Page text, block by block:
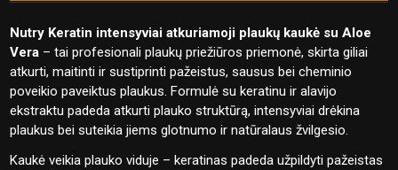
Nutry Keratin intensyviai atkuriamoji plaukų kaukė su Aloe
Vera – tai profesionali plaukų priežiūros priemonė, skirta giliai
atkurti, maitinti ir sustiprinti pažeistus, sausus bei cheminio
poveikio paveiktus plaukus. Formulė su keratinu ir alavijo
ekstraktu padeda atkurti plauko struktūrą, intensyviai drėkina
plaukus bei suteikia jiems glotnumo ir natūralaus žvilgesio.
Kaukė veikia plauko viduje – keratinas padeda užpildyti pažeistas